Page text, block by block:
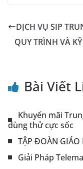
DỊCH VỤ SIP
QUY TRÌNH VÀ
Bài Viết
Khuyến mãi
dùng thử cực sốc
TẬP ĐOÀN GIÁO
Giải Pháp